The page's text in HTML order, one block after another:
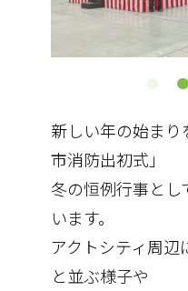
新しい年の始ま
市消防出初式」
冬の恒例行事とし
います。
アクトシティ周辺
と並ぶ様子や